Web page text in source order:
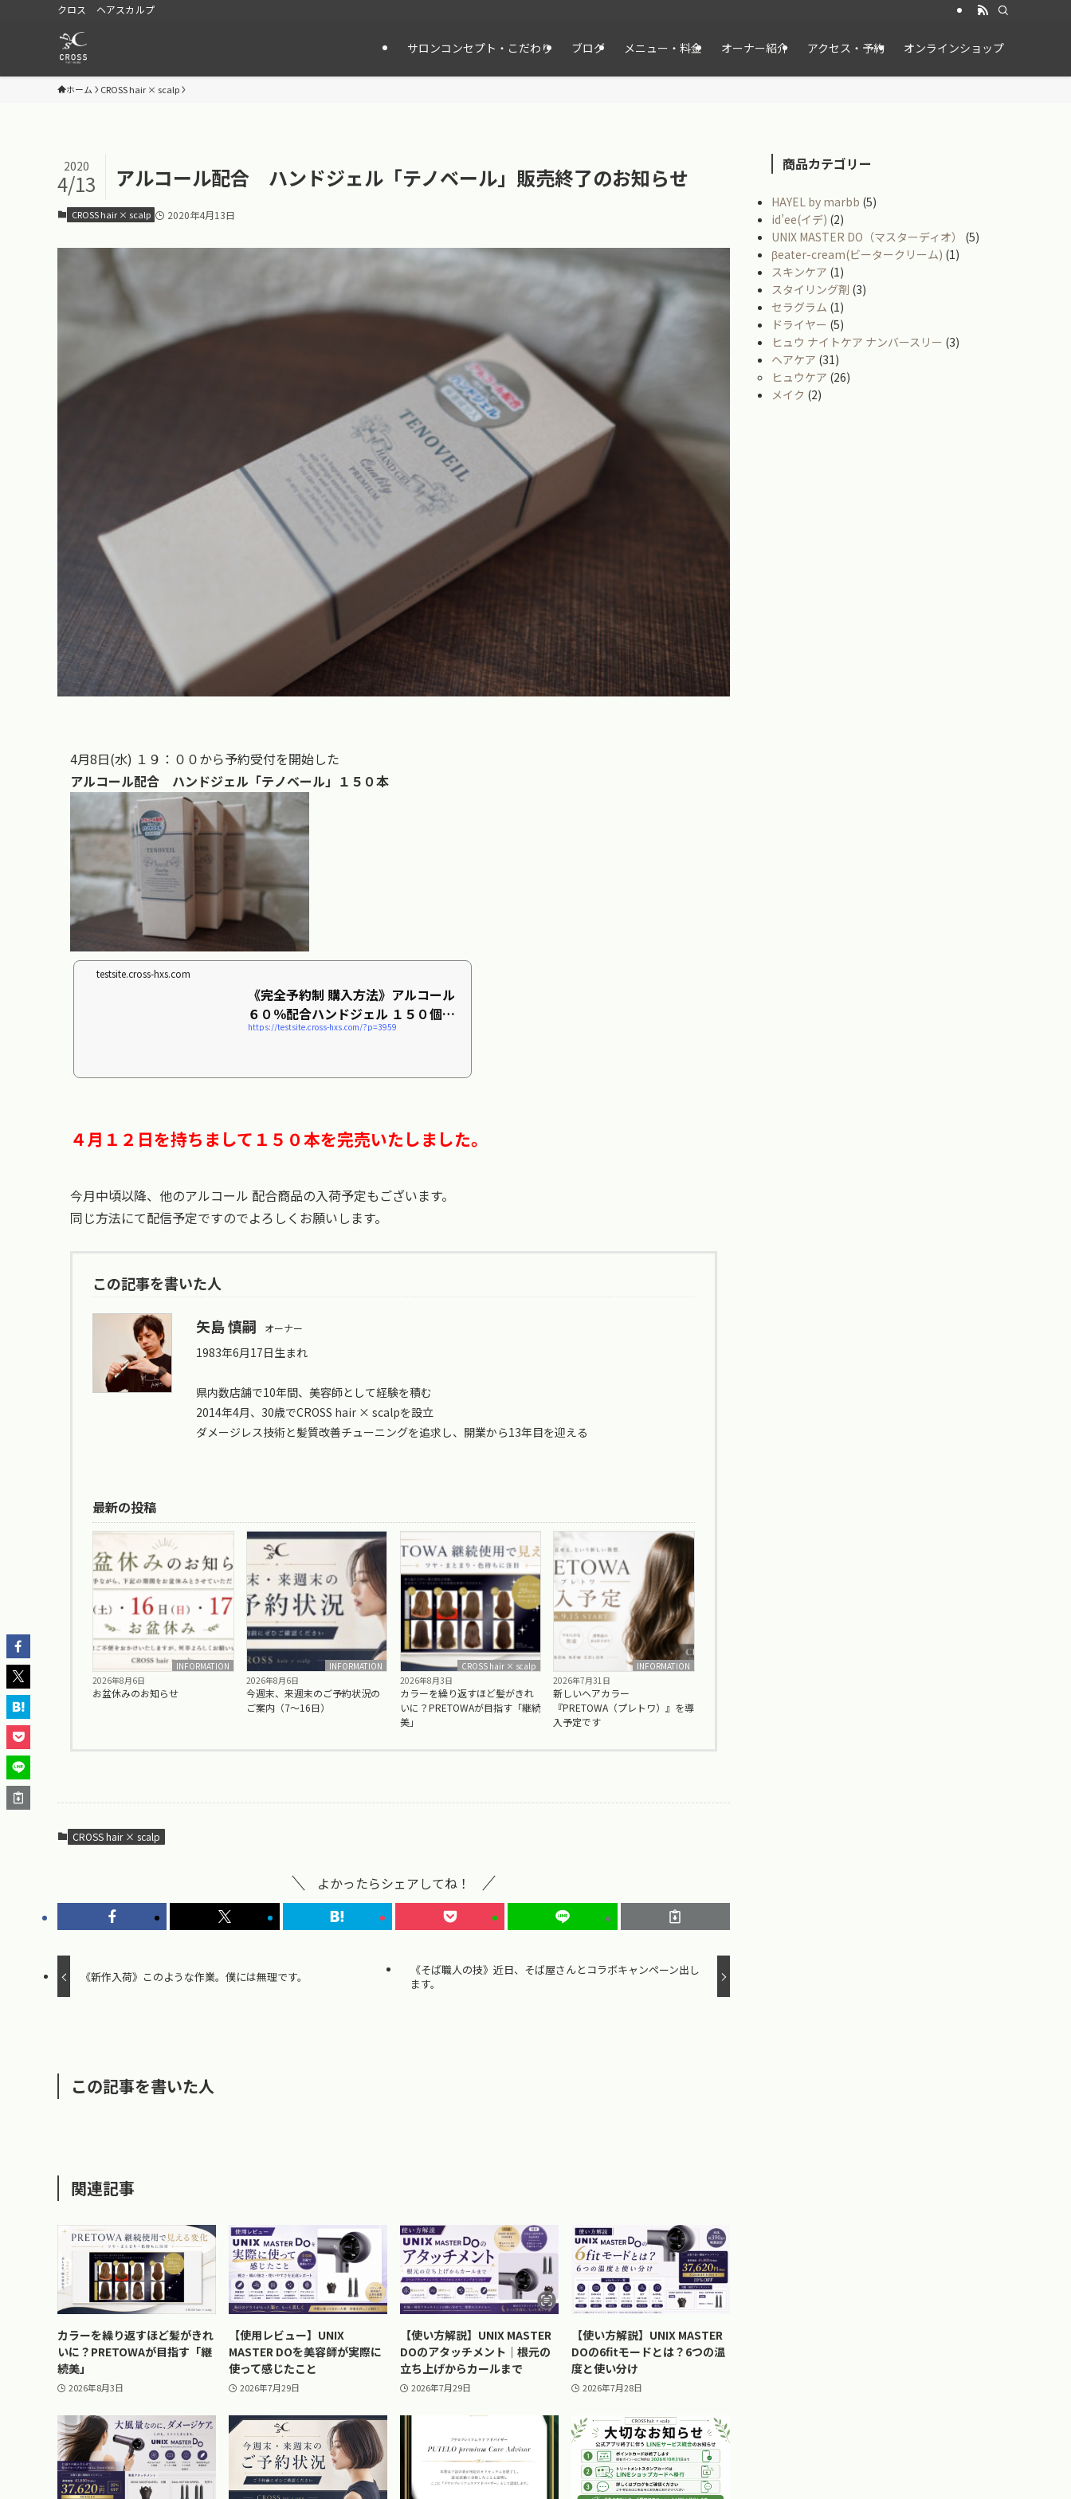
クロス ヘアスカルプ
サロンコンセプト・こだわり ブログ メニュー・料金 オーナー紹介 アクセス・予約 オンラインショップ
ホーム CROSS hair × scalp
アルコール配合 ハンドジェル「テノベール」販売終了のお知らせ
2020
4/13
CROSS hair × scalp 2020年4月13日
4月8日(水) １９：００から予約受付を開始した
アルコール配合 ハンドジェル「テノベール」１５０本
testsite.cross-hxs.com
《完全予約制 購入方法》アルコール
６０％配合ハンドジェル １５０個販
売します。 ...
https://testsite.cross-hxs.com/?p=3959
４月１２日を持ちまして１５０本を完売いたしました。
今月中頃以降、他のアルコール 配合商品の入荷予定もございます。
同じ方法にて配信予定ですのでよろしくお願いします。
この記事を書いた人
矢島 慎嗣 オーナー
1983年6月17日生まれ
県内数店舗で10年間、美容師として経験を積む
2014年4月、30歳でCROSS hair × scalpを設立
ダメージレス技術と髪質改善チューニングを追求し、開業から13年目を迎える
最新の投稿
INFORMATION
2026年8月6日
お盆休みのお知らせ
INFORMATION
2026年8月6日
今週末、来週末のご予約状況の
ご案内（7〜16日）
CROSS hair × scalp
2026年8月3日
カラーを繰り返すほど髪がきれ
いに？PRETOWAが目指す「継続
美」
INFORMATION
2026年7月31日
新しいヘアカラー
『PRETOWA（プレトワ）』を導
入予定です
CROSS hair × scalp
よかったらシェアしてね！
《新作入荷》このような作業。僕には無理です。
《そば職人の技》近日、そば屋さんとコラボキャンペーン出し
ます。
この記事を書いた人
関連記事
カラーを繰り返すほど髪がきれ
いに？PRETOWAが目指す「継
続美」
2026年8月3日
【使用レビュー】UNIX
MASTER DOを美容師が実際に
使って感じたこと
2026年7月29日
【使い方解説】UNIX MASTER
DOのアタッチメント｜根元の
立ち上げからカールまで
2026年7月29日
【使い方解説】UNIX MASTER
DOの6fitモードとは？6つの温
度と使い分け
2026年7月28日
商品カテゴリー
HAYEL by marbb (5)
id’ee(イデ) (2)
UNIX MASTER DO（マスターディオ）
(5)
βeater-cream(ビータークリーム) (1)
スキンケア (1)
スタイリング剤 (3)
セラグラム (1)
ドライヤー (5)
ヒュウ ナイトケア ナンバースリー (3)
ヘアケア (31)
ヒュウケア (26)
メイク (2)